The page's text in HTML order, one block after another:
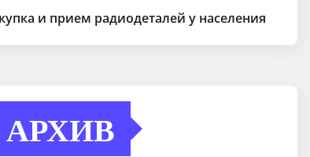
и прием радиодеталей у населения
АРХИВ